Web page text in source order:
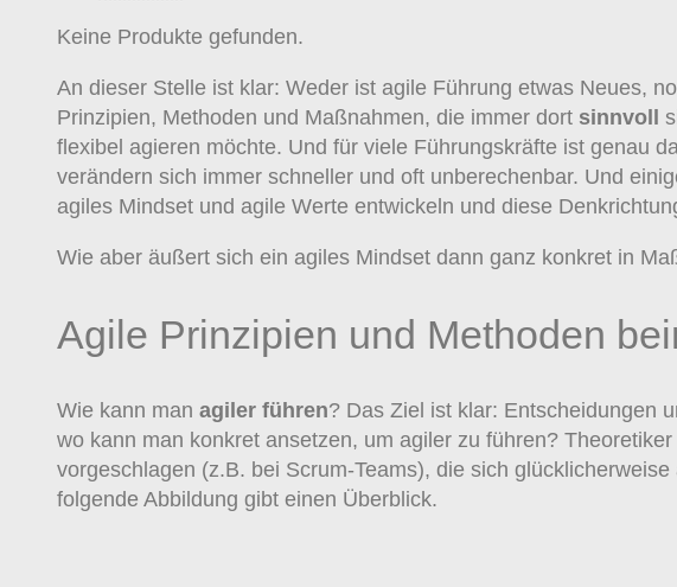
Keine Produkte gefunden.
An dieser Stelle ist klar: Weder ist agile Führung etwas Neues,
Prinzipien, Methoden und Maßnahmen, die immer dort sinnvoll
flexibel agieren möchte. Und für viele Führungskräfte ist genau
verändern sich immer schneller und oft unberechenbar. Und
agiles Mindset und agile Werte entwickeln und diese
Wie aber äußert sich ein agiles Mindset dann ganz konkret in
Agile Prinzipien und Methoden
Wie kann man agiler führen? Das Ziel ist klar: Entscheidungen
wo kann man konkret ansetzen, um agiler zu führen?
vorgeschlagen (z.B. bei Scrum-Teams), die sich
folgende Abbildung gibt einen Überblick.